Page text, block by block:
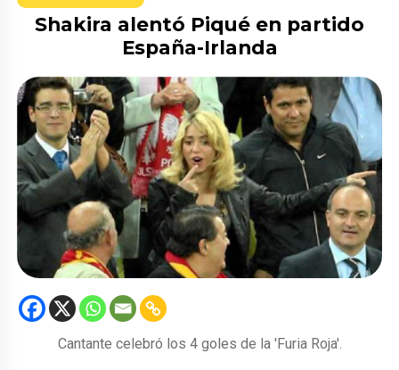
Shakira alentó Piqué en partido
España-Irlanda
Cantante celebró los 4 goles de la 'Furia Roja'.